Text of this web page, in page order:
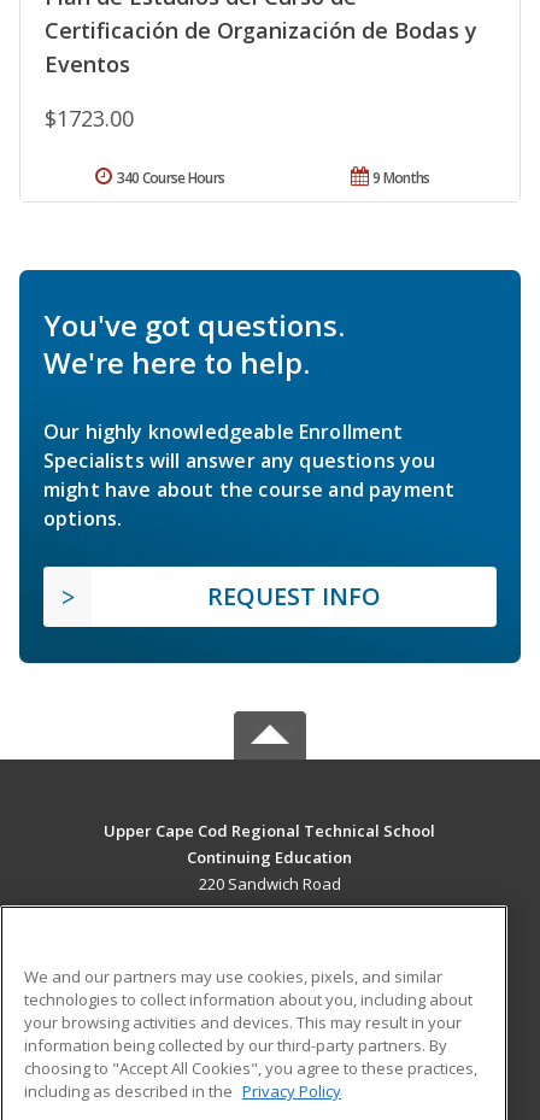
Certificación de Organización de Bodas y
Eventos
$1723.00
9 Months
340 Course Hours
You've got questions.
We're here to help.
Our highly knowledgeable Enrollment
Specialists will answer any questions you
might have about the course and payment
options.
REQUEST INFO
Upper Cape Cod Regional Technical School
Continuing Education
220 Sandwich Road
Bourne, MA 02532 US
Career Training
ADDITIONAL RESOURCES
Financial Assistance
Help
Student Blog
We and our partners may use cookies, pixels, and similar
technologies to collect information about you, including about
your browsing activities and devices. This may result in your
information being collected by our third-party partners. By
choosing to "Accept All Cookies", you agree to these practices,
including as described in the Privacy Policy